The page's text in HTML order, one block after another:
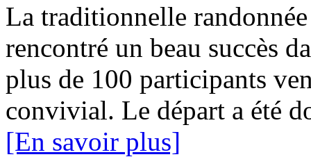
La traditionnelle
rencontré un beau succès
plus de 100 participants
convivial. Le départ a été
[En savoir plus]